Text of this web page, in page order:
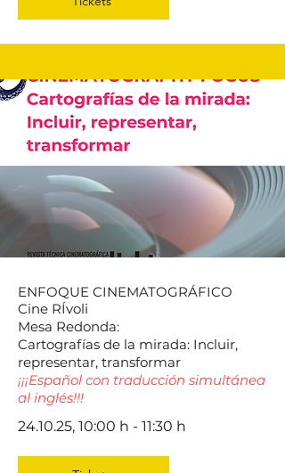
ENFOQUE CINEMATOGRÁFICO
Cine RÍvoli
Mesa Redonda:
Cartografías de la mirada: Incluir,
representar, transformar
¡¡¡Español con traducción simultánea
al inglés!!!
24.10.25, 10:00 h - 11:30 h